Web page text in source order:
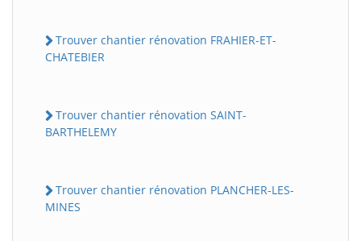
Trouver chantier rénovation FRAHIER-ET-
CHATEBIER
Trouver chantier rénovation SAINT-
BARTHELEMY
Trouver chantier rénovation PLANCHER-LES-
MINES